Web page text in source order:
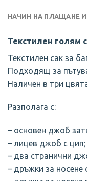
НАЧИН НА ПЛАЩАНЕ
Текстилен голям
Текстилен сак за
Подходящ за
Наличен в три
Разполага с:
– основен джоб
– лицев джоб с цип;
– два странични
– дръжки за носене